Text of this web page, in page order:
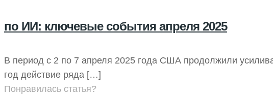
по ИИ: ключевые события апреля 2025
​В период с 2 по 7 апреля 2025 года США продолжили
год действие ряда […]
Понравилась статья?